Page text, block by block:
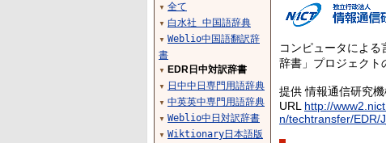
コンピュータによ
辞書」プロジェクト
提供 情報通信研究
URL http://
n/techtransfer/EDR/
▼ 全て
▼ 白水社 中国語辞典
▼ Weblio中国語翻訳辞
書
▼ EDR日中対訳辞書
▼ 日中中日専門用語辞典
▼ 中英英中専門用語辞典
▼ Weblio中日対訳辞書
▼ Wiktionary日本語版